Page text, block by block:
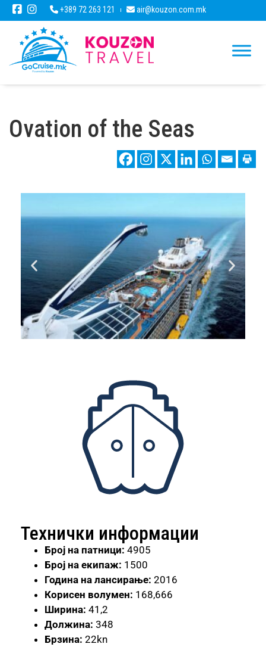
+389 72 263 121 air@kouzon.com.mk
Ovation of the Seas
Технички информации
Број на патници: 4905
Број на екипаж: 1500
Година на лансирање: 2016
Корисен волумен: 168,666
Ширина: 41,2
Должина: 348
Брзина: 22kn